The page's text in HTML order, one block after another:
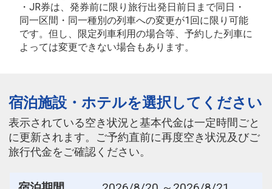
・JR券は、発券前に限り旅行出発日前日まで同日・
同一区間・同一種別の列車への変更が1回に限り可能
です。但し、限定列車利用の場合等、予約した列車に
よっては変更できない場合もあります。
宿泊施設・ホテルを選択してください
表示されている空き状況と基本代金は一定時間ごと
に更新されます。ご予約直前に再度空き状況及びご
旅行代金をご確認ください。